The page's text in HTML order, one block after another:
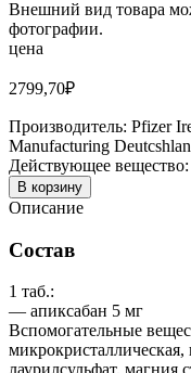
Внешний вид товара
фотографии.
цена
2799,70₽
Производитель: Pfizer
Manufacturing
Действующее вещество:
В корзину
Описание
Состав
1 таб.:
— апиксабан 5 мг
Вспомогательные
микрокристаллическая,